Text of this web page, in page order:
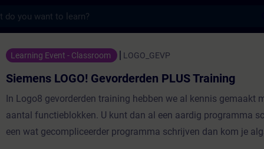
Gevorderden PLUS Training -
Learning Event - Classroom LOGO_GEVP
Siemens LOGO! Gevorderden PLUS Training
In Logo8 gevorderden training hebben we al kennis gemaakt
aantal functieblokken. U kunt dan al een aardig programma
een wat gecompliceerder programma schrijven dan kom je